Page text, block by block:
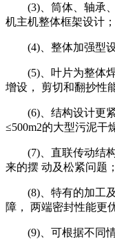
(3)、筒体、轴承、
机主机整体框架设计；
(4)、整体加强型设
(5)、叶片为整体焊
增设， 剪切和翻抄性
(6)、结构设计更紧
≤500m2的大型污泥干
(7)、直联传动结构
来的摆 动及松紧问题；
(8)、特有的加工及
障， 两端密封性能更
(9)、可根据不同情